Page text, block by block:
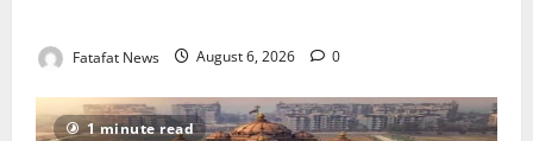
Fatafat News August 6, 2026 0
1 minute read